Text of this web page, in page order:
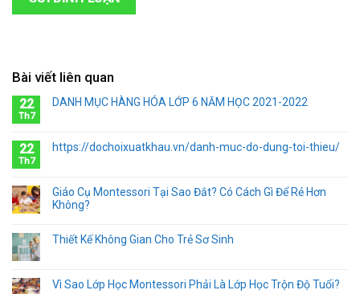
Bài viết liên quan
22
Th7
DANH MỤC HÀNG HÓA LỚP 6 NĂM HỌC 2021-2022
22
Th7
https://dochoixuatkhau.vn/danh-muc-do-dung-toi-thieu/
Giáo Cụ Montessori Tại Sao Đắt? Có Cách Gì Để Rẻ Hơn
Không?
Thiết Kế Không Gian Cho Trẻ Sơ Sinh
Vì Sao Lớp Học Montessori Phải Là Lớp Học Trộn Độ Tuổi?